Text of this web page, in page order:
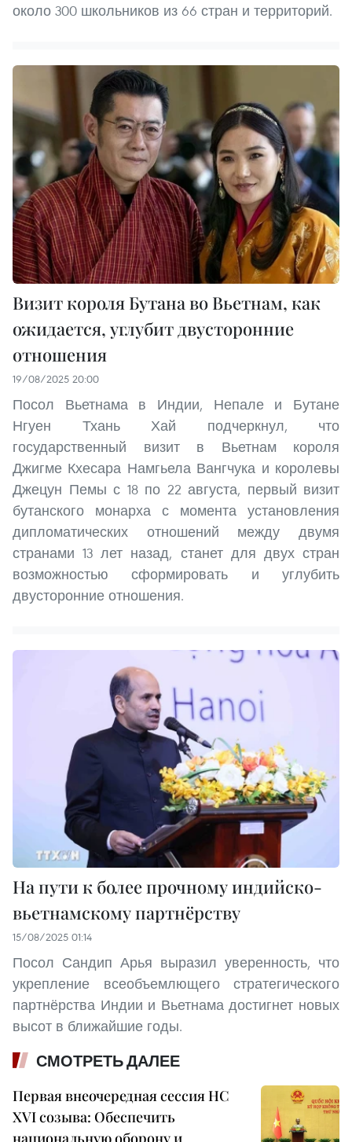
около 300 школьников из 66 стран и территорий.
Визит короля Бутана во Вьетнам, как
ожидается, углубит двусторонние
отношения
19/08/2025 20:00
Посол Вьетнама в Индии, Непале и Бутане
Нгуен Тхань Хай подчеркнул, что
государственный визит в Вьетнам короля
Джигме Кхесара Намгьела Вангчука и королевы
Джецун Пемы с 18 по 22 августа, первый визит
бутанского монарха с момента установления
дипломатических отношений между двумя
странами 13 лет назад, станет для двух стран
возможностью сформировать и углубить
двусторонние отношения.
На пути к более прочному индийско-
вьетнамскому партнёрству
15/08/2025 01:14
Посол Сандип Арья выразил уверенность, что
укрепление всеобъемлющего стратегического
партнёрства Индии и Вьетнама достигнет новых
высот в ближайшие годы.
СМОТРЕТЬ ДАЛЕЕ
Первая внеочередная сессия НС
XVI созыва: Обеспечить
национальную оборону и